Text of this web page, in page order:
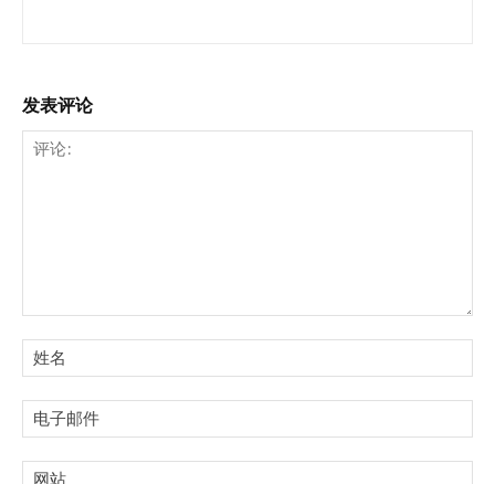
发表评论
论:
名
子
邮